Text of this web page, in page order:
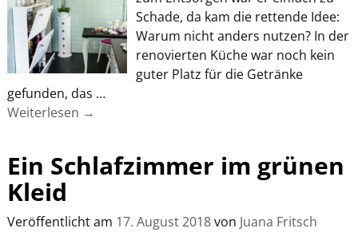
Schade, da kam die rettende Idee:
Warum nicht anders nutzen? In der
renovierten Küche war noch kein
guter Platz für die Getränke
gefunden, das …
Weiterlesen →
Ein Schlafzimmer im grünen
Kleid
Veröffentlicht am 17. August 2018von Juana Fritsch